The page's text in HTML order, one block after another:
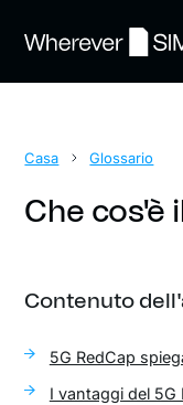
Casa Glossario
Che cos'è
Contenuto
5G RedCap
I vantaggi del 5G